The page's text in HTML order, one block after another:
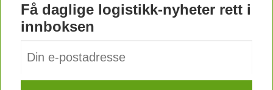
Få daglige logistikk-nyheter rett i
innboksen